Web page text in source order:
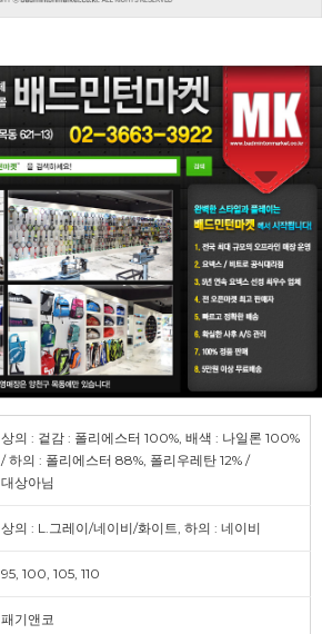
상의 : 겉감 : 폴리에스터 100%, 배색 : 나일론 100%
/ 하의 : 폴리에스터 88%, 폴리우레탄 12% /
대상아님
상의 : L.그레이/네이비/화이트, 하의 : 네이비
95, 100, 105, 110
패기앤코